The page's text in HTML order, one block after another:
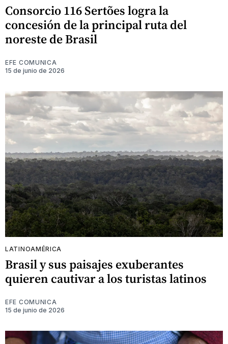
Consorcio 116 Sertões logra la
concesión de la principal ruta del
noreste de Brasil
EFE COMUNICA
15 de junio de 2026
LATINOAMÉRICA
Brasil y sus paisajes exuberantes
quieren cautivar a los turistas latinos
EFE COMUNICA
15 de junio de 2026